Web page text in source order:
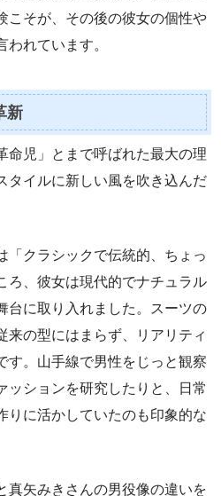
こそが、その後の彼女の個性や
われています。
新
命児」とまで呼ばれた最大の理
タイルに新しい風を吹き込んだ
「クラシックで伝統的、ちょっ
ろ、彼女は現代的でナチュラル
台に取り入れました。スーツの
来の型にはまらず、リアリティ
す。山手線で男性をじっと観察
ッションを研究したりと、日常
りに活かしていたのも印象的な
真矢みきさんの男役像の違いを